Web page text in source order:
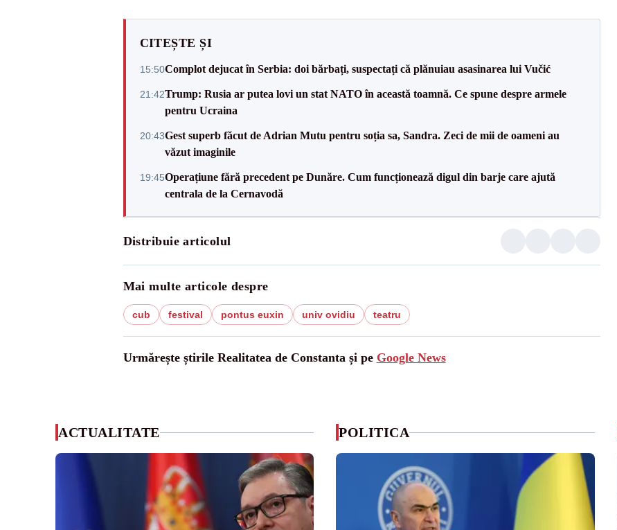
CITEȘTE ȘI
15:50Complot dejucat în Serbia: doi bărbați, suspectați că plănuiau asasinarea lui Vučić
21:42Trump: Rusia ar putea lovi un stat NATO în această toamnă. Ce spune despre armele
pentru Ucraina
20:43Gest superb făcut de Adrian Mutu pentru soția sa, Sandra. Zeci de mii de oameni au
văzut imaginile
19:45Operațiune fără precedent pe Dunăre. Cum funcționează digul din barje care ajută
centrala de la Cernavodă
Distribuie articolul
Mai multe articole despre
cub festival pontus euxin univ ovidiu teatru
Urmărește știrile Realitatea de Constanta și pe Google News
ACTUALITATE POLITICA